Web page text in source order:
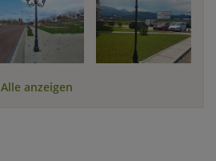
Alle anzeigen